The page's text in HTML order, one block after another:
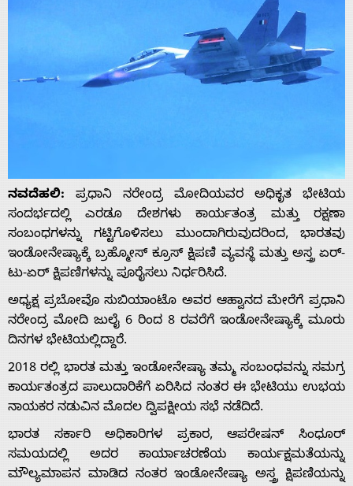
Home
About
Us
ನವದೆಹಲಿ: ಪ್ರಧಾನಿ ನರೇಂದ್ರ ಮೋದಿಯವರ ಅಧಿಕೃತ ಭೇಟಿಯ
ಸಂದರ್ಭದಲ್ಲಿ ಎರಡೂ ದೇಶಗಳು ಕಾರ್ಯತಂತ್ರ ಮತ್ತು ರಕ್ಷಣಾ
ಸಂಬಂಧಗಳನ್ನು ಗಟ್ಟಿಗೊಳಿಸಲು ಮುಂದಾಗಿರುವುದರಿಂದ, ಭಾರತವು
ಇಂಡೋನೇಷ್ಯಾಕ್ಕೆ ಬ್ರಹ್ಮೋಸ್ ಕ್ರೂಸ್ ಕ್ಷಿಪಣಿ ವ್ಯವಸ್ಥೆ ಮತ್ತು ಅಸ್ತ್ರ ಏರ್-
ಟು-ಏರ್ ಕ್ಷಿಪಣಿಗಳನ್ನು ಪೂರೈಸಲು ನಿರ್ಧರಿಸಿದೆ.
ಅಧ್ಯಕ್ಷ ಪ್ರಬೋವೊ ಸುಬಿಯಾಂಟೊ ಅವರ ಆಹ್ವಾನದ ಮೇರೆಗೆ ಪ್ರಧಾನಿ
ನರೇಂದ್ರ ಮೋದಿ ಜುಲೈ 6 ರಿಂದ 8 ರವರೆಗೆ ಇಂಡೋನೇಷ್ಯಾಕ್ಕೆ ಮೂರು
ದಿನಗಳ ಭೇಟಿಯಲ್ಲಿದ್ದಾರೆ.
2018 ರಲ್ಲಿ ಭಾರತ ಮತ್ತು ಇಂಡೋನೇಷ್ಯಾ ತಮ್ಮ ಸಂಬಂಧವನ್ನು ಸಮಗ್ರ
ಕಾರ್ಯತಂತ್ರದ ಪಾಲುದಾರಿಕೆಗೆ ಏರಿಸಿದ ನಂತರ ಈ ಭೇಟಿಯು ಉಭಯ
ನಾಯಕರ ನಡುವಿನ ಮೊದಲ ದ್ವಿಪಕ್ಷೀಯ ಸಭೆ ನಡೆದಿದೆ.
ಭಾರತ ಸರ್ಕಾರಿ ಅಧಿಕಾರಿಗಳ ಪ್ರಕಾರ, ಆಪರೇಷನ್ ಸಿಂಧೂರ್
ಸಮಯದಲ್ಲಿ ಅದರ ಕಾರ್ಯಾಚರಣೆಯ ಕಾರ್ಯಕ್ಷಮತೆಯನ್ನು
ಮೌಲ್ಯಮಾಪನ ಮಾಡಿದ ನಂತರ ಇಂಡೋನೇಷ್ಯಾ ಅಸ್ತ್ರ ಕ್ಷಿಪಣಿಯನ್ನು